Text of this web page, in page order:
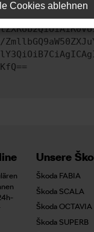
Unsere
Škoda FABIA
Škoda SCALA
Škoda OCTAVIA
Škoda SUPERB
Cookies ablehnen